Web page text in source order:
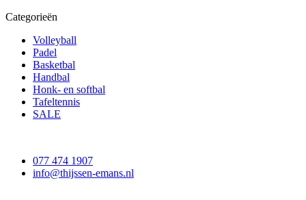
Categorieën
Volleyball
Padel
Basketbal
Handbal
Honk- en softbal
Tafeltennis
SALE
077 474 1907
info@thijssen-emans.nl